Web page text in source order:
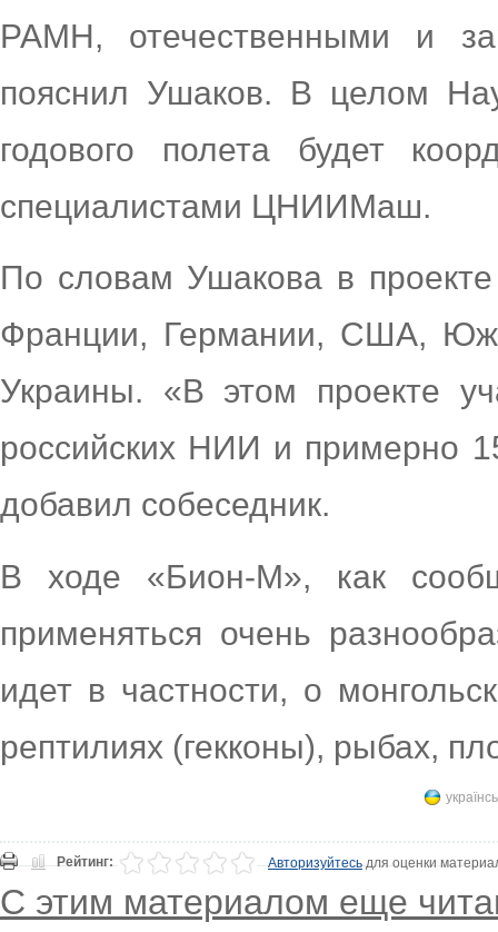
РАМН, отечественными и
пояснил Ушаков. В целом
годового полета будет
специалистами ЦНИИМаш.
По словам Ушакова в
Франции, Германии, США,
Украины. «В этом проекте
российских НИИ и примерно
добавил собеседник.
В ходе «Бион-М», как
применяться очень
идет в частности, о
рептилиях (гекконы), рыбах,
Рейтинг: Авторизуйтесьдля оценки
С этим материалом еще